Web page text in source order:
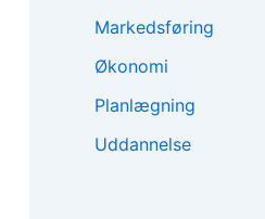
Markedsføring
Økonomi
Planlægning
Uddannelse